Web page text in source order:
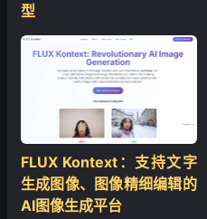
型
FLUX Kontext：支持文字
生成图像、图像精细编辑的
AI图像生成平台